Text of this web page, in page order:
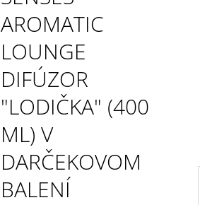
AROMATIC
LOUNGE
DIFÚZOR
"LODIČKA" (400
ML) V
DARČEKOVOM
BALENÍ
16,90 €